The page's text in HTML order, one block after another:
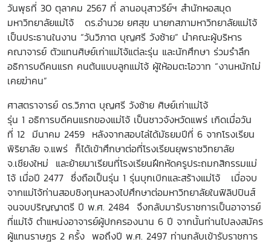
วันพุธที่ 30 ตุลาคม 2567 ที่ ลานอนุสาวรีย์ฯ สำนักหอสมุด
มหาวิทยาลัยแม่โจ้ ดร.อำนวย ยศสุข นายกสภามหาวิทยาลัยแม่โจ้
เป็นประธานในงาน “วันวิภาต บุญศรี วังซ้าย” นำคณะผู้บริหาร
คณาจารย์ ตัวแทนศิษย์เก่าแม่โจ้แต่ละรุ่น และนักศึกษา ร่วมรำลึก
อธิการบดีคนแรก คนต้นแบบลูกแม่โจ้ ผู้ให้อมตะโอวาท “งานหนักไม่
เคยฆ่าคน”
ศาสตราจารย์ ดร.วิภาต บุญศรี วังซ้าย ศิษย์เก่าแม่โจ้
รุ่น 1 อธิการบดีคนแรกของแม่โจ้ เป็นชาวจังหวัดแพร่ เกิดเมื่อวัน
ที่ 12 มีนาคม 2459 หลังจากสอบไล่ได้มัธยมปีที่ 6 จากโรงเรียน
พิริยาลัย จ.แพร่ ก็ได้เข้าศึกษาต่อที่โรงเรียนยุพราชวิทยาลัย
จ.เชียงใหม่ และย้ายมาเรียนที่โรงเรียนฝึกหัดครูประถมกสิกรรมแม่
โจ้ เมื่อปี 2477 ซึ่งถือเป็นรุ่น 1 รุ่นบุกเบิกและสร้างแม่โจ้
เมื่อจบ
จากแม่โจ้ท่านสอบชิงทุนหลวงไปศึกษาต่อมหาวิทยาลัยในฟิลิปปินส์
จนจบปริญญาตรี ปี พ.ศ. 2484 จึงกลับมารับราชการเป็นอาจารย์
ที่แม่โจ้ ตำแหน่งอาจารย์ผู้ปกครองนาน 6 ปี จากนั้นท่านไปลงสมัคร
ผู้แทนราษฎร 2 ครั้ง พอถึงปี พ.ศ. 2497 ท่านกลับเข้ารับราชการ